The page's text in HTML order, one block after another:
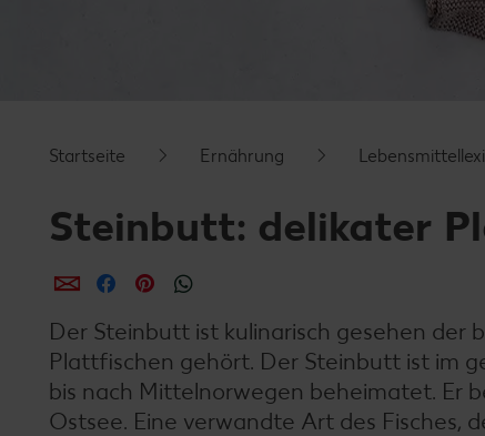
Startseite Ernährung
Steinbutt: delikater
per E-Mail teilen
per Facebook teilen
per Pinterest teilen
Der Steinbutt ist kulinarisch gesehen der
Plattfischen gehört. Der Steinbutt ist im
bis nach Mittelnorwegen beheimatet. Er
Ostsee. Eine verwandte Art des Fisches,